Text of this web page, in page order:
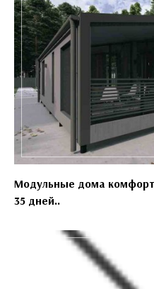
Модульные дома
35 дней..